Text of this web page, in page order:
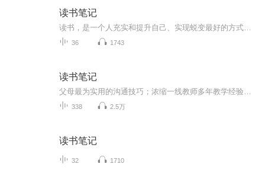
读书笔记
36 1743
读书笔记
338 2.5万
读书笔记
32 1710